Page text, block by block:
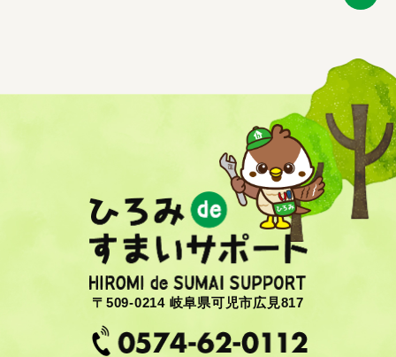
〒509-0214 岐阜県可児市広見817